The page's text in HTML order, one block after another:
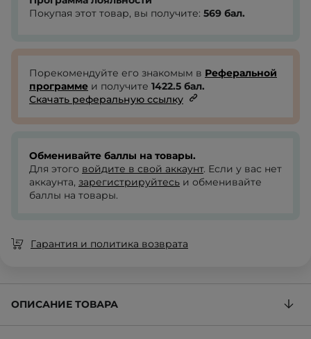
Покупая этот товар, вы получите: 569 бал.
Порекомендуйте его знакомым в Реферальной
программе и получите 1422.5 бал.
Скачать реферальную ссылку
Обменивайте баллы на товары.
Для этого войдите в свой аккаунт. Если у вас нет
аккаунта, зарегистрируйтесь и обменивайте
баллы на товары.
Гарантия и политика возврата
ОПИСАНИЕ ТОВАРА